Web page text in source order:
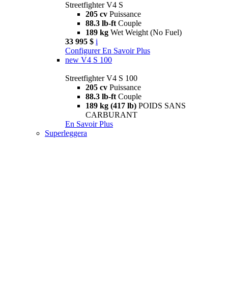
Streetfighter V4 S
205 cv Puissance
88.3 lb-ft Couple
189 kg Wet Weight (No Fuel)
33 995 $ i
Configurer En Savoir Plus
new V4 S 100
Streetfighter V4 S 100
205 cv Puissance
88.3 lb-ft Couple
189 kg (417 lb) POIDS SANS
CARBURANT
En Savoir Plus
Superleggera